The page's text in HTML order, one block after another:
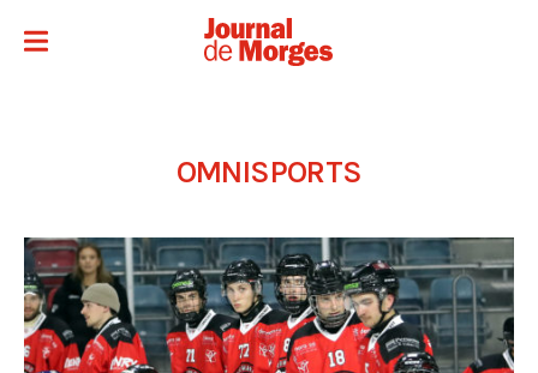
OMNISPORTS